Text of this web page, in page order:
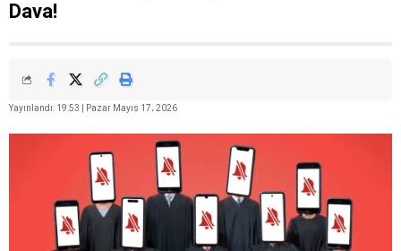
Dava!
Yayınlandı: 19:53 | Pazar Mayıs 17، 2026